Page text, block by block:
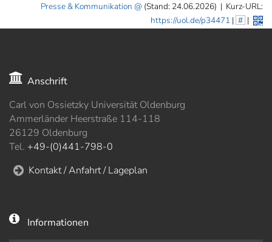
Presse & Kommunikation (Stand: 24.06.2026) | Kurz-URL:
https://uol.de/p34471 | # |
Anschrift
Carl von Ossietzky Universität Oldenburg
Ammerländer Heerstraße 114-118
26129 Oldenburg
Tel. +49-(0)441-798-0
Kontakt / Anfahrt / Lageplan
Informationen